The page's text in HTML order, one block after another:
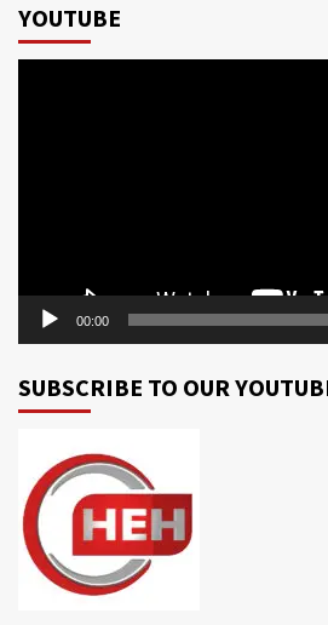
YOUTUBE
00:00
SUBSCRIBE TO OUR